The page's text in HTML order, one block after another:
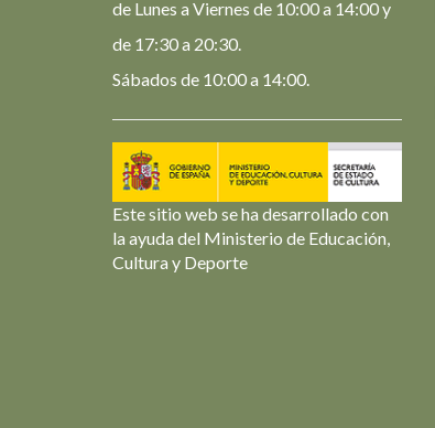
de Lunes a Viernes de 10:00 a 14:00 y
de 17:30 a 20:30.
Sábados de 10:00 a 14:00.
Este sitio web se ha desarrollado con
la ayuda del Ministerio de Educación,
Cultura y Deporte